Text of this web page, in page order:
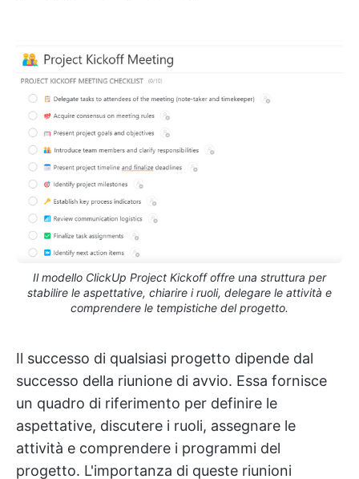
Il modello ClickUp Project Kickoff offre una struttura per
stabilire le aspettative, chiarire i ruoli, delegare le attività e
comprendere le tempistiche del progetto.
Il successo di qualsiasi progetto dipende dal
successo della riunione di avvio. Essa fornisce
un quadro di riferimento per definire le
aspettative, discutere i ruoli, assegnare le
attività e comprendere i programmi del
progetto. L'importanza di queste riunioni